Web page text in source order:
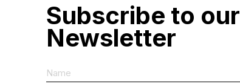
Subscribe to our
Newsletter